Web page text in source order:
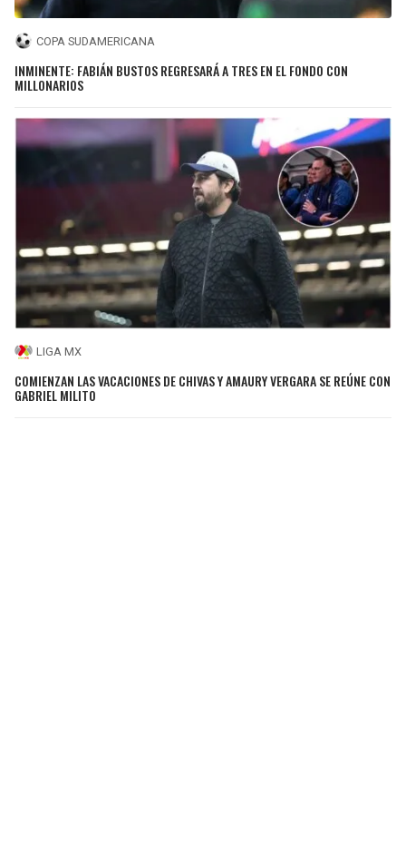
COPA SUDAMERICANA
INMINENTE: FABIÁN BUSTOS REGRESARÁ A TRES EN EL FONDO CON
MILLONARIOS
LIGA MX
COMIENZAN LAS VACACIONES DE CHIVAS Y AMAURY VERGARA SE REÚNE CON
GABRIEL MILITO